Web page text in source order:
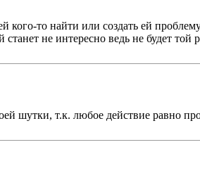
кого-то найти или создать ей
не интересно ведь не будет той
шутки, т.к. любое действие равно